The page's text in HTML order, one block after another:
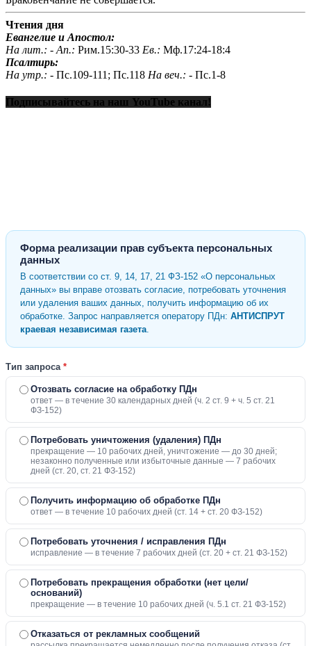
Чтения дня
Евангелие и Апостол:
На лит.: - Ап.: Рим.15:30-33 Ев.: Мф.17:24-18:4
Псалтирь:
На утр.: - Пс.109-111; Пс.118 На веч.: - Пс.1-8
Подписывайтесь на наш YouTube канал!
Форма реализации прав субъекта персональных
данных
В соответствии со ст. 9, 14, 17, 21 ФЗ-152 «О персональных
данных» вы вправе отозвать согласие, потребовать уточнения
или удаления ваших данных, получить информацию об их
обработке. Запрос направляется оператору ПДн: АНТИСПРУТ
краевая независимая газета.
Тип запроса *
Отозвать согласие на обработку ПДн
ответ — в течение 30 календарных дней (ч. 2 ст. 9 + ч. 5 ст. 21
ФЗ-152)
Потребовать уничтожения (удаления) ПДн
прекращение — 10 рабочих дней, уничтожение — до 30 дней;
незаконно полученные или избыточные данные — 7 рабочих
дней (ст. 20, ст. 21 ФЗ-152)
Получить информацию об обработке ПДн
ответ — в течение 10 рабочих дней (ст. 14 + ст. 20 ФЗ-152)
Потребовать уточнения / исправления ПДн
исправление — в течение 7 рабочих дней (ст. 20 + ст. 21 ФЗ-152)
Потребовать прекращения обработки (нет цели/
оснований)
прекращение — в течение 10 рабочих дней (ч. 5.1 ст. 21 ФЗ-152)
Отказаться от рекламных сообщений